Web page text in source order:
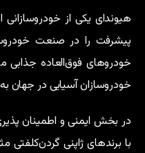
هیوندای یکی از
پیشرفت را در صنعت
خودروسازان آسیایی در جهان
با برندهای ژاپنی گردن‌کلفتی